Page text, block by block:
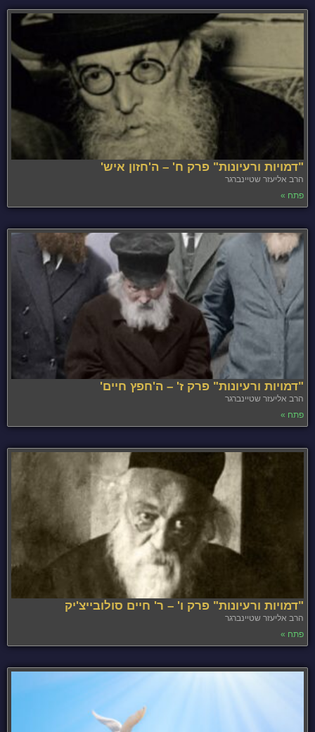
"דמויות ורעיונות" פרק ח' – ה'חזון איש'
הרב אליעזר שטיינברגר
פתח »
"דמויות ורעיונות" פרק ז' – ה'חפץ חיים'
הרב אליעזר שטיינברגר
פתח »
"דמויות ורעיונות" פרק ו' – ר' חיים סולובייצ'יק
הרב אליעזר שטיינברגר
פתח »